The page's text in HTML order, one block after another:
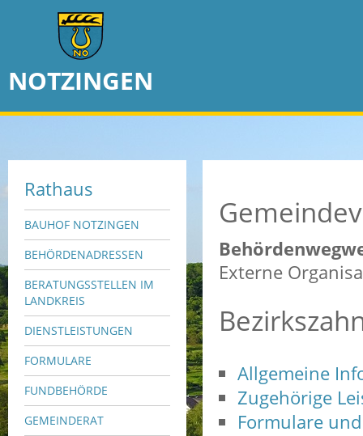
NOTZINGEN
Rathaus
BAUHOF NOTZINGEN
BEHÖRDENADRESSEN
BERATUNGSSTELLEN IM
LANDKREIS
DIENSTLEISTUNGEN
FORMULARE
FUNDBEHÖRDE
GEMEINDERAT
Externe
Allgemeine
Zugehörige
Formulare